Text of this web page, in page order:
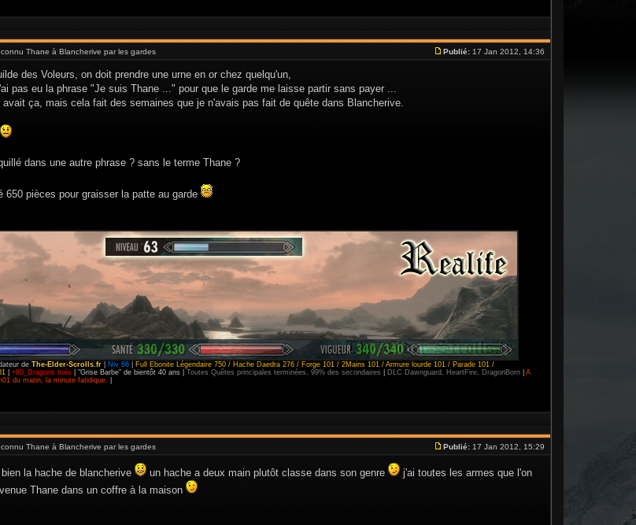
Thane à Blancherive par les gardes Publié: 17 Jan 2012, 14:36
des Voleurs, on doit prendre une urne en or chez quelqu'un,
pas eu la phrase "Je suis Thane ..." pour que le garde me laisse partir sans payer ...
ça, mais cela fait des semaines que je n'avais pas fait de quête dans Blancherive.
dans une autre phrase ? sans le terme Thane ?
650 pièces pour graisser la patte au garde
de The-Elder-Scrolls.fr Niv 66
Full Ebonite Légendaire 750 / Hache Daedra 276 / Forge 101 / 2Mains 101 / Armure lourde 101 / Parade 101 /
+80_Dragons tués | "Grise Barbe" de bientôt 40 ans | Toutes Quêtes principales terminées, 99% des secondaires DLC Dawnguard, HeartFire, DragonBorn
A
du matin, la minute fatidique.
Thane à Blancherive par les gardes Publié: 17 Jan 2012, 15:29
la hache de blancherive un hache a deux main plutôt classe dans son genre
j'ai toutes les armes que l'on
Thane dans un coffre à la maison